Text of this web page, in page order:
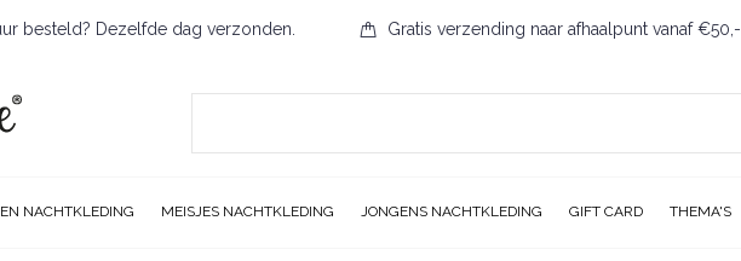
NACHTKLEDING MEISJES NACHTKLEDING JONGENS NACHTKLEDING GIFT CARD THEMA'S
besteld? Dezelfde dag verzonden. Gratis verzending naar afhaalpunt vanaf €50,-